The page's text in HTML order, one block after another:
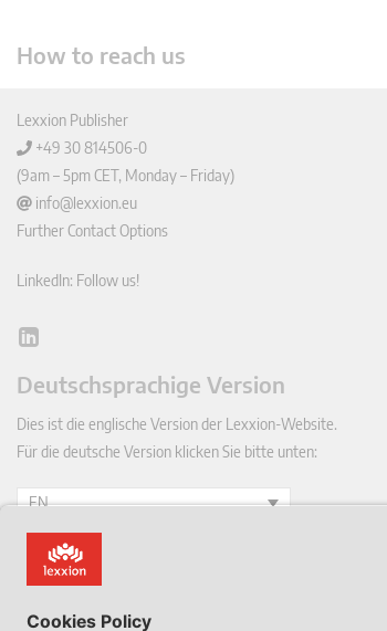
How to reach us
Lexxion Publisher
+49 30 814506-0
(9am – 5pm CET, Monday – Friday)
info@lexxion.eu
Further Contact Options
LinkedIn: Follow us!
Lin
In
Deutschsprachige Version
Dies ist die englische Version der Lexxion-Website.
Für die deutsche Version klicken Sie bitte unten:
EN